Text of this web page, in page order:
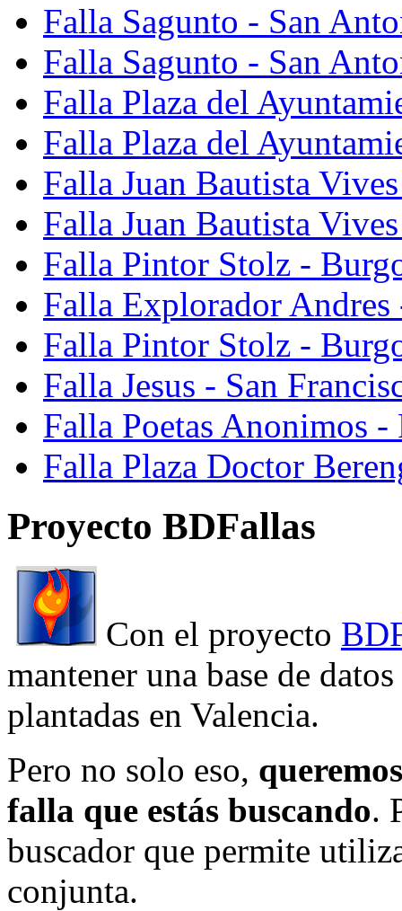
Falla Sagunto - San
Falla Sagunto - San
Falla Plaza del
Falla Plaza del
Falla Juan Bautista
Falla Juan Bautista
Falla Pintor Stolz -
Falla Explorador Andres
Falla Pintor Stolz -
Falla Jesus - San
Falla Poetas Anonimos
Falla Plaza Doctor
Proyecto BDFallas
Con el proyecto
mantener una base de
plantadas en Valencia.
Pero no solo eso,
falla que estás buscando.
buscador que permite
conjunta.